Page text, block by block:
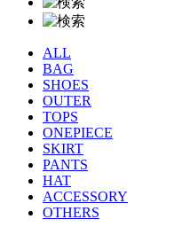
ALL
BAG
SHOES
OUTER
TOPS
ONEPIECE
SKIRT
PANTS
HAT
ACCESSORY
OTHERS